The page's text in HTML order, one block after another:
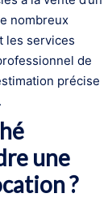
nombreux
les services
de
précise
une
?